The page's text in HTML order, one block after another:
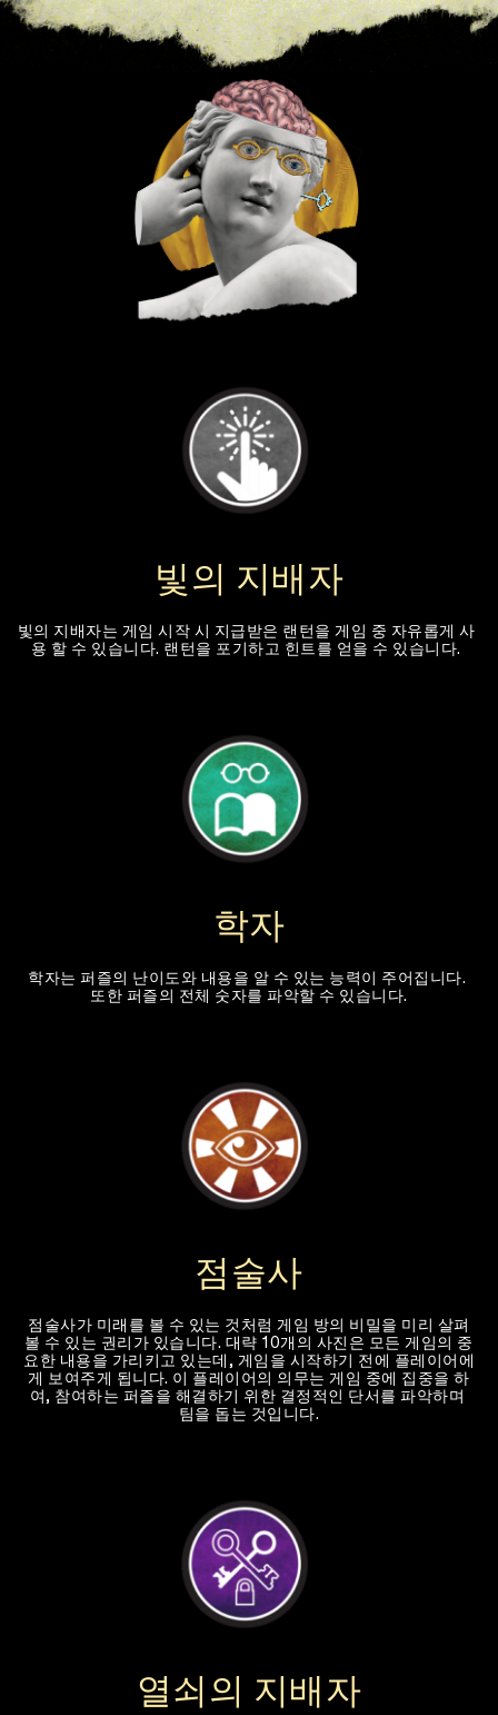
빛의 지배자
빛의 지배자는 게임 시작 시 지급받은 랜턴을 게임 중 자유롭게 사
용 할 수 있습니다. 랜턴을 포기하고 힌트를 얻을 수 있습니다.
학자
학자는 퍼즐의 난이도와 내용을 알 수 있는 능력이 주어집니다.
또한 퍼즐의 전체 숫자를 파악할 수 있습니다.
점술사
점술사가 미래를 볼 수 있는 것처럼 게임 방의 비밀을 미리 살펴
볼 수 있는 권리가 있습니다. 대략 10개의 사진은 모든 게임의 중
요한 내용을 가리키고 있는데, 게임을 시작하기 전에 플레이어에
게 보여주게 됩니다. 이 플레이어의 의무는 게임 중에 집중을 하
여, 참여하는 퍼즐을 해결하기 위한 결정적인 단서를 파악하며
팀을 돕는 것입니다.
열쇠의 지배자